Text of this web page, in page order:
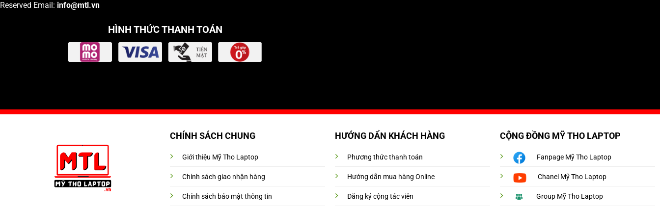
Reserved Email: info@mtl.vn
HÌNH THỨC THANH TOÁN
CHÍNH SÁCH CHUNG
Giới thiệu Mỹ Tho Laptop
Chính sách giao nhận hàng
Chính sách bảo mật thông tin
HƯỚNG DẨN KHÁCH HÀNG
Phương thức thanh toán
Hướng dẫn mua hàng Online
Đăng ký cộng tác viên
CỘNG ĐỒNG MỸ THO LAPTOP
Fanpage Mỹ Tho Laptop
Chanel Mỹ Tho Laptop
Group Mỹ Tho Laptop